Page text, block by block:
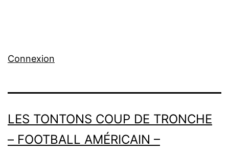
Connexion
LES TONTONS COUP DE TRONCHE
– FOOTBALL AMÉRICAIN –